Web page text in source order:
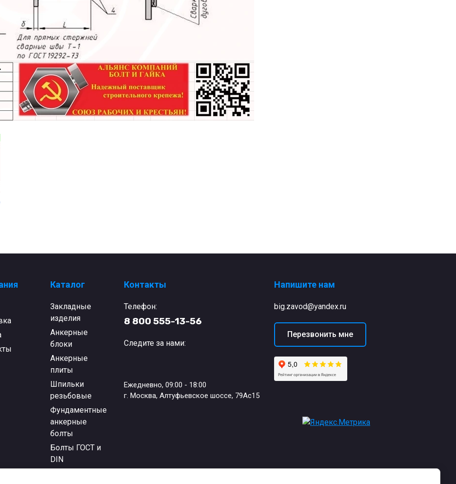
Каталог
Закладные
изделия
Анкерные
блоки
Анкерные
плиты
Шпильки
резьбовые
Фундаментные
анкерные
болты
Болты ГОСТ и
DIN
Контакты
Телефон:
8 800 555-13-56
Следите за нами:
Ежедневно, 09:00 - 18:00
г. Москва, Алтуфьевское шоссе, 79Ас15
Напишите нам
big.zavod@yandex.ru
Перезвонить мне